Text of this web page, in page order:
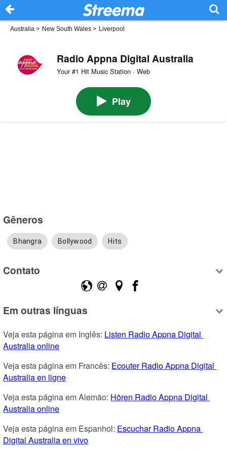
Australia > New South Wales > Liverpool
Radio Appna Digital Australia
Your #1 Hit Music Station · Web
Play
Gêneros
Bhangra Bollywood Hits
Contato
Em outras línguas
Veja esta página em Inglês: Listen Radio Appna Digital
Australia online
Veja esta página em Francês: Ecouter Radio Appna Digital
Australia en ligne
Veja esta página em Alemão: Hören Radio Appna Digital
Australia online
Veja esta página em Espanhol: Escuchar Radio Appna
Digital Australia en vivo